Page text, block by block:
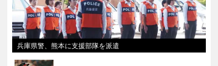
兵庫県警、熊本に支援部隊を派遣